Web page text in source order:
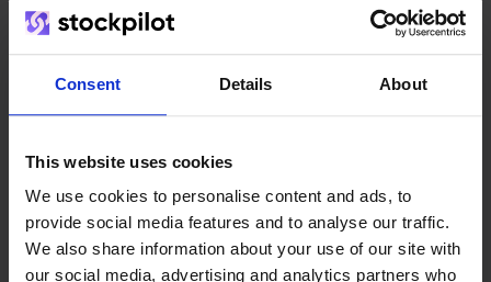
Consent Details About
This website uses cookies
We use cookies to personalise content and ads, to
provide social media features and to analyse our traffic.
We also share information about your use of our site with
our social media, advertising and analytics partners who